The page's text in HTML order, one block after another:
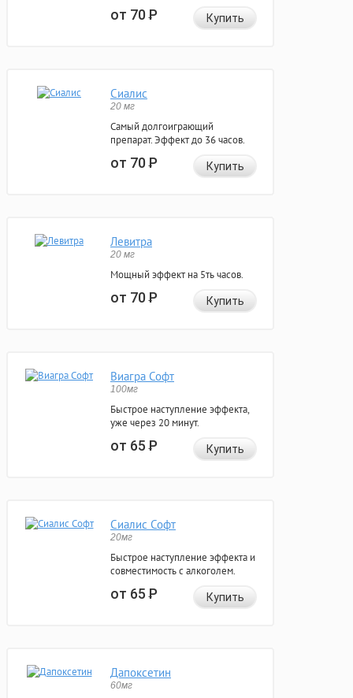
от 70Р Купить
Сиалис
20 мг
Самый долгоиграющий
препарат. Эффект до 36 часов.
от 70Р Купить
Левитра
20 мг
Мощный эффект на 5ть часов.
от 70Р Купить
Виагра Софт
100мг
Быстрое наступление эффекта,
уже через 20 минут.
от 65Р Купить
Сиалис Софт
20мг
Быстрое наступление эффекта и
совместимость с алкоголем.
от 65Р Купить
Дапоксетин
60мг